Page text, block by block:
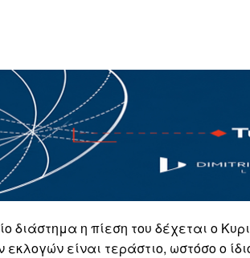
διάστημα η πίεση του δέχεται ο
εκλογών είναι τεράστιο, ωστόσο ο